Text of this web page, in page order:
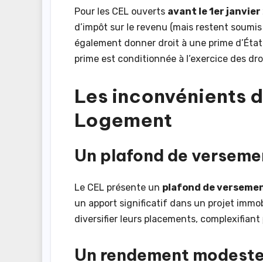
Pour les CEL ouverts avant le 1er janvier
d’impôt sur le revenu (mais restent
également donner droit à une prime
prime est conditionnée à l’exercice des
Les inconvénients
Logement
Un plafond de
Le CEL présente un plafond de
un apport significatif dans un projet
diversifier leurs placements,
Un rendement